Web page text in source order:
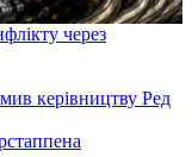
через